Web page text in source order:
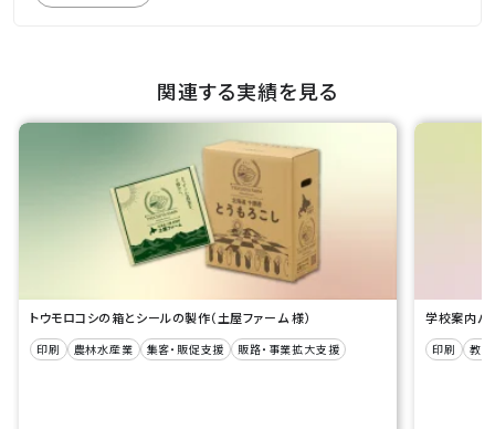
関連する実績を見る
トウモロコシの箱とシールの製作（土屋ファーム 様）
印刷 農林水産業 集客・販促支援 販路・事業拡大支援
学校案内パ
印刷 教